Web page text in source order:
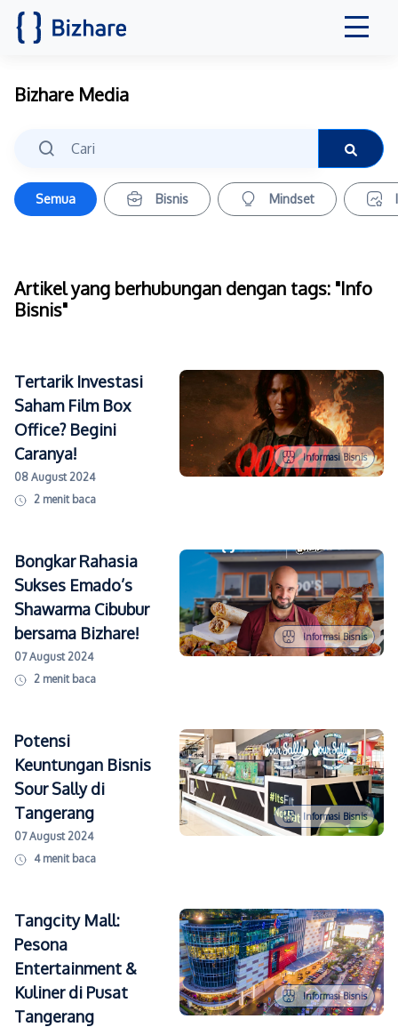
Bizhare Media
Semua Bisnis Mindset
Artikel yang berhubungan dengan tags: "Info
Bisnis"
Tertarik Investasi
Saham Film Box
Office? Begini
Caranya!
08 August 2024
2 menit baca
Informasi Bisnis
Bongkar Rahasia
Sukses Emado’s
Shawarma Cibubur
bersama Bizhare!
07 August 2024
2 menit baca
Informasi Bisnis
Potensi
Keuntungan Bisnis
Sour Sally di
Tangerang
07 August 2024
4 menit baca
Informasi Bisnis
Tangcity Mall:
Pesona
Entertainment &
Kuliner di Pusat
Tangerang
Informasi Bisnis